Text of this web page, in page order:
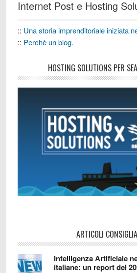
Internet Post e Hosting
:: Una storia imprenditoriale iniziata
:: Perchè un blog.
HOSTING SOLUTIONS PER
ARTICOLI
Intelligenza Artificiale
italiane: un report del